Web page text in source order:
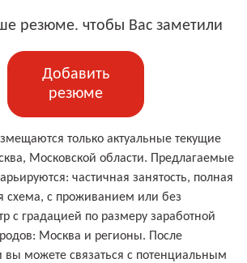
резюме. чтобы Вас заметили
Добавить
резюме
только актуальные текущие
Московской области. Предлагаемые
частичная занятость, полная
схема, с проживанием или без
с градацией по размеру заработной
Москва и регионы. После
вы можете связаться с потенциальным